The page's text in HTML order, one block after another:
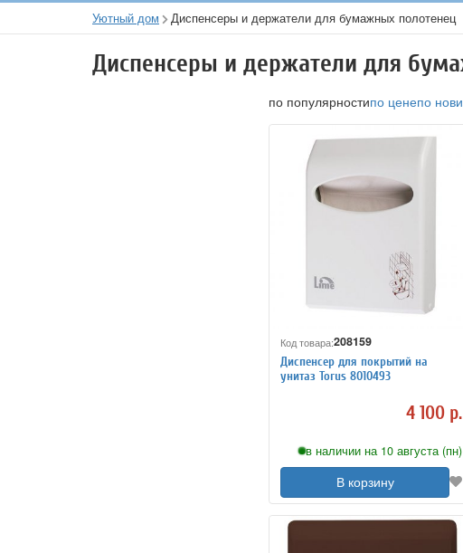
Уютный дом Диспенсеры и держатели для бумажных полотенец
Диспенсеры и держатели для
по популярностипо ценепо
Код товара:208159
Диспенсер для покрытий на
унитаз Torus 8010493
4 100 р.
в наличии на 10 августа (пн)
В корзину